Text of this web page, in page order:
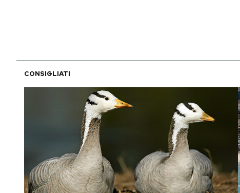
I MIEI PREFERITI
CALENDARIO
AREA PERSONALE
CONSIGLIATI